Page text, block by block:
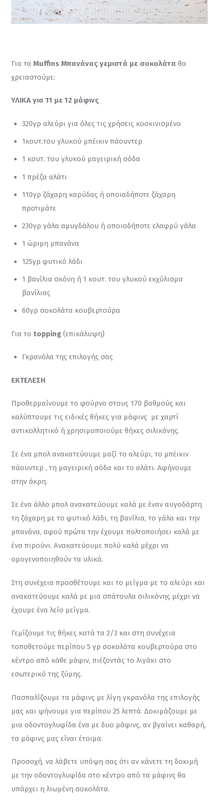
Για τα Muffins Μπανάνας γεμιστά με σοκολάτα θα
χρειαστούμε:
ΥΛΙΚΑ για 11 με 12 μάφινς
320γρ αλεύρι για όλες τις χρήσεις κοσκινισμένο
1κουτ.του γλυκού μπέικιν πάουντερ
1 κουτ. του γλυκού μαγειρική σόδα
1 πρέζα αλάτι
110γρ ζάχαρη καρύδας ή οποιαδήποτε ζάχαρη
προτιμάτε
230γρ γάλα αμυγδάλου ή οποιοδήποτε ελαφρύ γάλα
1 ώριμη μπανάνα
125γρ φυτικό λάδι
1 βανίλια σκόνη ή 1 κουτ. του γλυκού εκχύλισμα
βανίλιας
60γρ σοκολάτα κουβερτούρα
Για το topping (επικάλυψη)
Γκρανόλα της επιλογής σας
ΕΚΤΕΛΕΣΗ
Προθερμαίνουμε το φούρνο στους 170 βαθμούς και
καλύπτουμε τις ειδικές θήκες για μάφινς  με χαρτί
αντικολλητικό ή χρησιμοποιούμε θήκες σιλικόνης.
Σε ένα μπολ ανακατεύουμε μαζί το αλεύρι, το μπέικιν
πάουντερ , τη μαγειρική σόδα και το αλάτι. Αφήνουμε
στην άκρη.
Σε ένα άλλο μπολ ανακατεύουμε καλά με έναν αυγοδάρτη
τη ζάχαρη με το φυτικό λάδι, τη βανίλια, το γάλα και την
μπανάνα, αφού πρώτα την έχουμε πολτοποιήσει καλά με
ένα πιρούνι. Ανακατεύουμε πολύ καλά μέχρι να
ομογενοποιηθούν τα υλικά.
Στη συνέχεια προσθέτουμε και το μείγμα με το αλεύρι και
ανακατεύουμε καλά με μια σπάτουλα σιλικόνης μέχρι να
έχουμε ένα λείο μείγμα.
Γεμίζουμε τις θήκες κατά τα 2/3 και στη συνέχεια
τοποθετούμε περίπου 5 γρ σοκολάτα κουβερτούρα στο
κέντρο από κάθε μάφιν, πιέζοντάς το λιγάκι στο
εσωτερικό της ζύμης.
Πασπαλίζουμε τα μάφινς με λίγη γκρανόλα της επιλογής
μας και ψήνουμε για περίπου 25 λεπτά. Δοκιμάζουμε με
μια οδοντογλυφίδα ένα με δυο μάφινς, αν βγαίνει καθαρή,
τα μάφινς μας είναι έτοιμα.
Προσοχή, να λάβετε υπόψη σας ότι αν κάνετε τη δοκιμή
με την οδοντογλυφίδα στο κέντρο από τα μάφινς θα
υπάρχει η λιωμένη σοκολάτα.